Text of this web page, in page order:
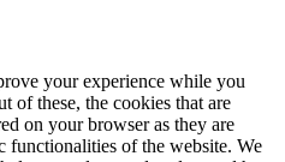
your experience while you
of these, the cookies that are
on your browser as they are
functionalities of the website. We